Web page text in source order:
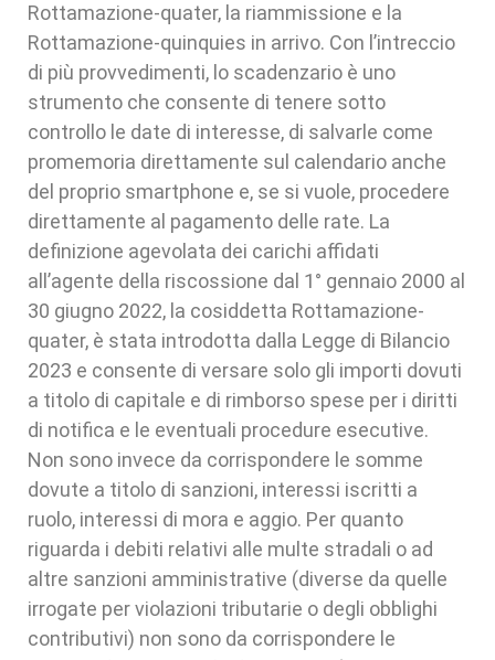
Rottamazione-quater, la riammissione e la
Rottamazione-quinquies in arrivo. Con l’intreccio
di più provvedimenti, lo scadenzario è uno
strumento che consente di tenere sotto
controllo le date di interesse, di salvarle come
promemoria direttamente sul calendario anche
del proprio smartphone e, se si vuole, procedere
direttamente al pagamento delle rate. La
definizione agevolata dei carichi affidati
all’agente della riscossione dal 1° gennaio 2000 al
30 giugno 2022, la cosiddetta Rottamazione-
quater, è stata introdotta dalla Legge di Bilancio
2023 e consente di versare solo gli importi dovuti
a titolo di capitale e di rimborso spese per i diritti
di notifica e le eventuali procedure esecutive.
Non sono invece da corrispondere le somme
dovute a titolo di sanzioni, interessi iscritti a
ruolo, interessi di mora e aggio. Per quanto
riguarda i debiti relativi alle multe stradali o ad
altre sanzioni amministrative (diverse da quelle
irrogate per violazioni tributarie o degli obblighi
contributivi) non sono da corrispondere le